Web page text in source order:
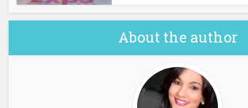
About the author